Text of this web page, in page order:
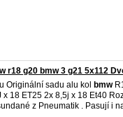
r18 g20 bmw 3 g21 5x112
Originální sadu alu kol bmw
x 18 ET25 2x 8,5j x 18 Et40
z Pneumatik . Pasují i